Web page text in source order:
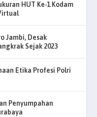
HUT Ke-1 Kodam
Jambi, Desak
Sejak 2023
Etika Profesi Polri
Penyumpahan